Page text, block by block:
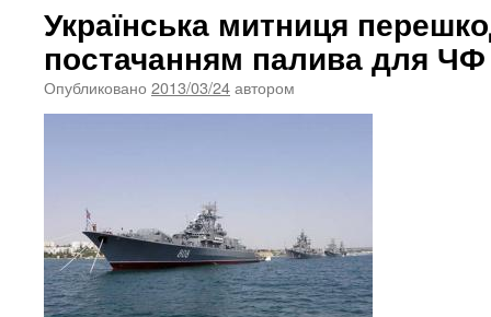
Українська митниця
постачанням палива для ЧФ
Опубликовано 2013/03/24автором